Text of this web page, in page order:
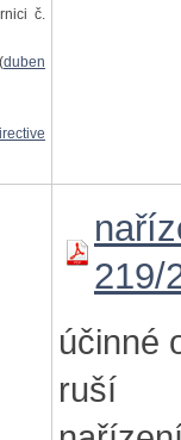
č.
duben
219/
účinné
ruší